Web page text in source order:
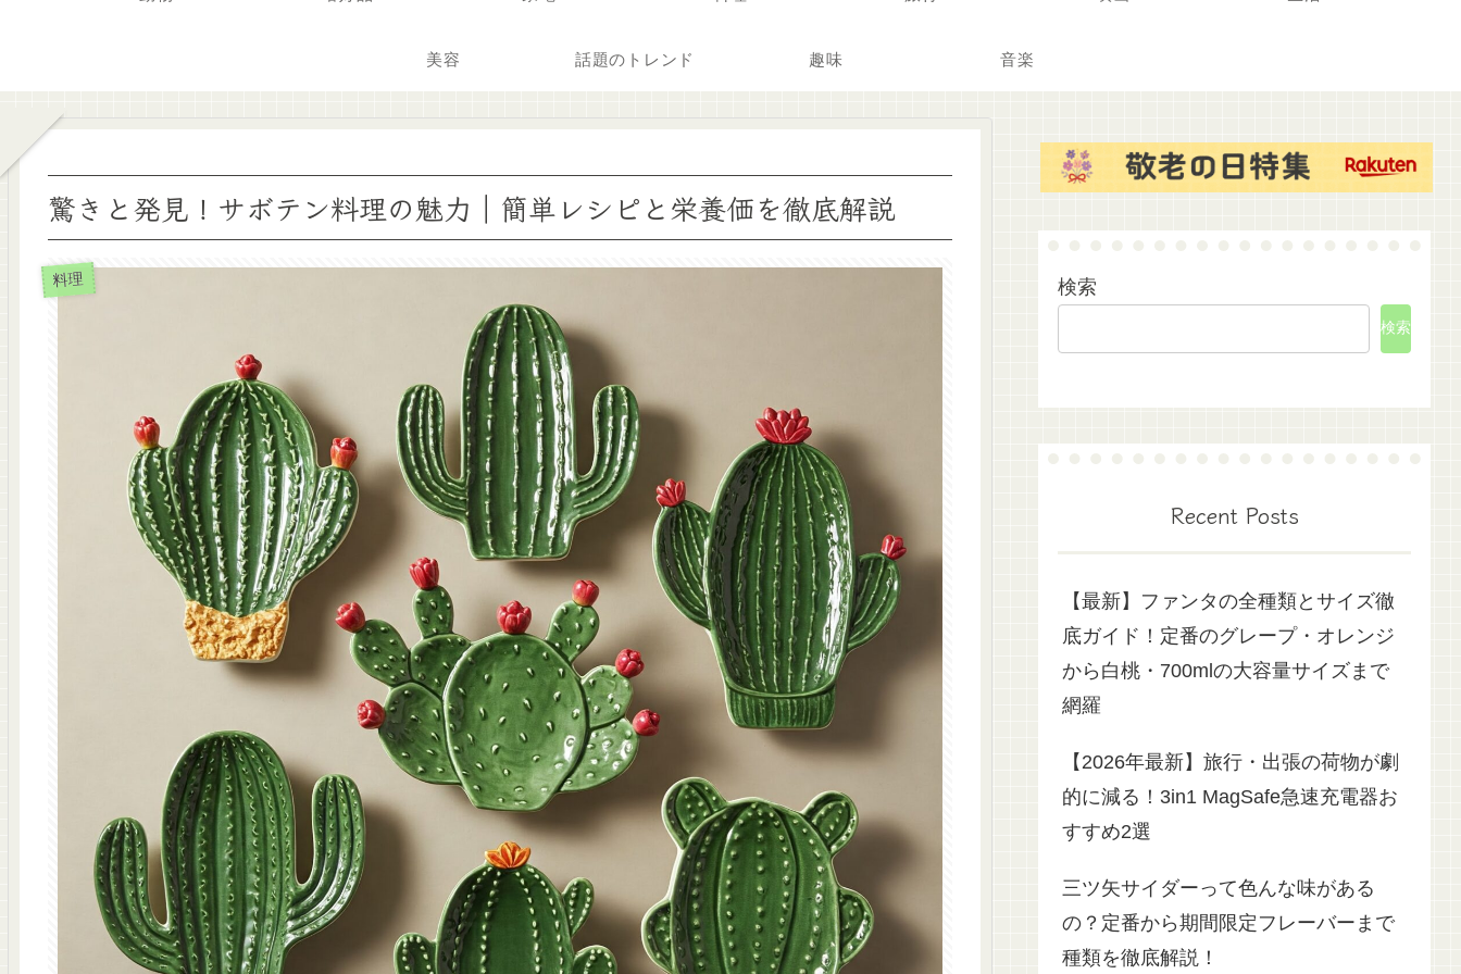
美容 話題のトレンド 趣味 音楽
驚きと発見！サボテン料理の魅力｜簡単レシピと栄養価を徹底解説
料理 検索
検索
Recent Posts
【最新】ファンタの全種類とサイズ徹
底ガイド！定番のグレープ・オレンジ
から白桃・700mlの大容量サイズまで
網羅
【2026年最新】旅行・出張の荷物が劇
的に減る！3in1 MagSafe急速充電器お
すすめ2選
三ツ矢サイダーって色んな味がある
の？定番から期間限定フレーバーまで
種類を徹底解説！